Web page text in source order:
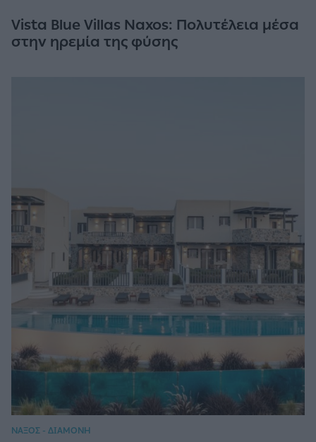
Vista Blue Villas Naxos: Πολυτέλεια μέσα
στην ηρεμία της φύσης
ΝΑΞΟΣ - ΔΙΑΜΟΝΗ